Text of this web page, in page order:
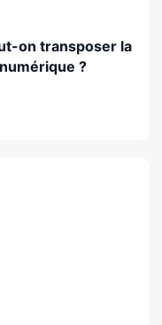
on transposer la
?